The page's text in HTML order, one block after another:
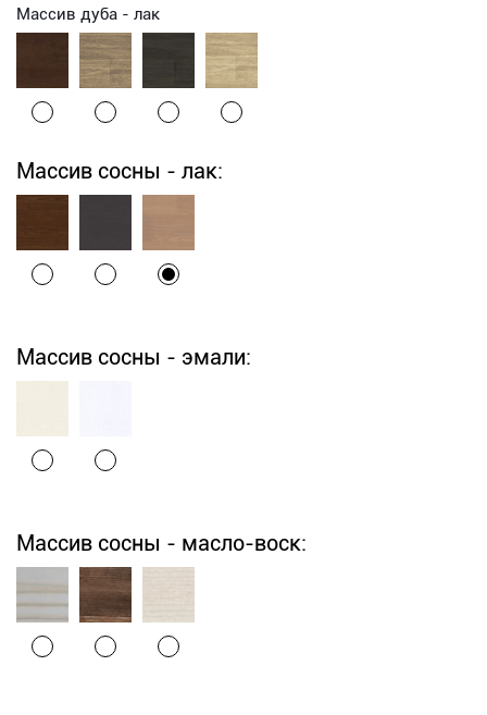
Массив дуба - лак
Массив сосны - лак:
Массив сосны - эмали:
Массив сосны - масло-воск: